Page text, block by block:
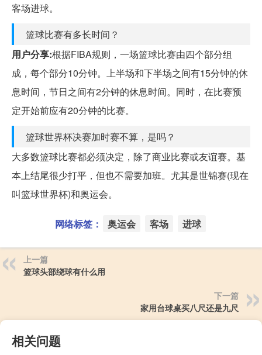
客场进球。
篮球比赛有多长时间？
用户分享:根据FIBA规则，一场篮球比赛由四个部分组
成，每个部分10分钟。上半场和下半场之间有15分钟的休
息时间，节日之间有2分钟的休息时间。同时，在比赛预
定开始前应有20分钟的比赛。
篮球世界杯决赛加时赛不算，是吗？
大多数篮球比赛都必须决定，除了商业比赛或友谊赛。基
本上结尾很少打平，但也不需要加班。尤其是世锦赛(现在
叫篮球世界杯)和奥运会。
网络标签： 奥运会 客场 进球
上一篇
篮球头部绕球有什么用
下一篇
家用台球桌买八尺还是九尺
相关问题